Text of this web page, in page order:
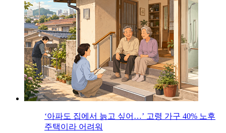
‘아파도 집에서 늙고 싶어…’ 고령 가구 40% 노후
주택이라 어려워